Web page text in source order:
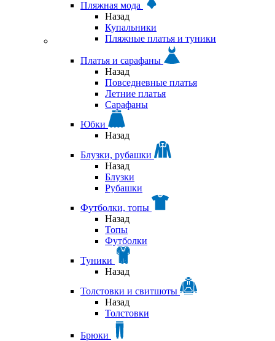
Пляжная мода
Назад
Купальники
Пляжные платья и туники
Платья и сарафаны
Назад
Повседневные платья
Летние платья
Сарафаны
Юбки
Назад
Блузки, рубашки
Назад
Блузки
Рубашки
Футболки, топы
Назад
Топы
Футболки
Туники
Назад
Толстовки и свитшоты
Назад
Толстовки
Брюки